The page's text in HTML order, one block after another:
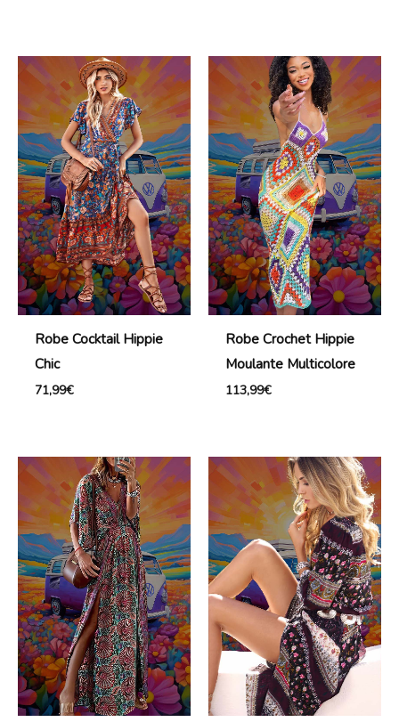
Robe Cocktail Hippie
Chic
71,99€
Robe Crochet Hippie
Moulante Multicolore
113,99€